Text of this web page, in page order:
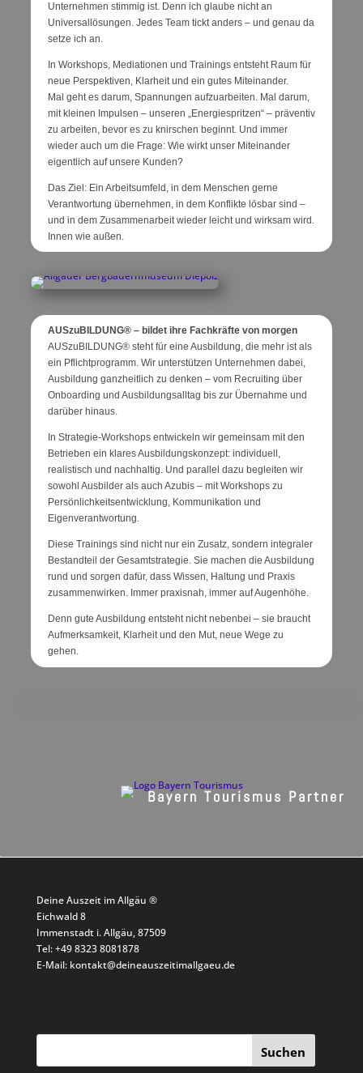
Unternehmen stimmig ist. Denn ich glaube nicht an
Universallösungen. Jedes Team tickt anders – und genau da
setze ich an.
In Workshops, Mediationen und Trainings entsteht Raum für
neue Perspektiven, Klarheit und ein gutes Miteinander.
Mal geht es darum, Spannungen aufzuarbeiten. Mal darum,
mit kleinen Impulsen – unseren „Energiespritzen“ – präventiv
zu arbeiten, bevor es zu knirschen beginnt. Und immer
wieder auch um die Frage: Wie wirkt unser Miteinander
eigentlich auf unsere Kunden?
Das Ziel: Ein Arbeitsumfeld, in dem Menschen gerne
Verantwortung übernehmen, in dem Konflikte lösbar sind –
und in dem Zusammenarbeit wieder leicht und wirksam wird.
Innen wie außen.
AUSzuBILDUNG® – bildet ihre Fachkräfte von morgen
AUSzuBILDUNG® steht für eine Ausbildung, die mehr ist als
ein Pflichtprogramm. Wir unterstützen Unternehmen dabei,
Ausbildung ganzheitlich zu denken – vom Recruiting über
Onboarding und Ausbildungsalltag bis zur Übernahme und
darüber hinaus.
In Strategie-Workshops entwickeln wir gemeinsam mit den
Betrieben ein klares Ausbildungskonzept: individuell,
realistisch und nachhaltig. Und parallel dazu begleiten wir
sowohl Ausbilder als auch Azubis – mit Workshops zu
Persönlichkeitsentwicklung, Kommunikation und
Eigenverantwortung.
Diese Trainings sind nicht nur ein Zusatz, sondern integraler
Bestandteil der Gesamtstrategie. Sie machen die Ausbildung
rund und sorgen dafür, dass Wissen, Haltung und Praxis
zusammenwirken. Immer praxisnah, immer auf Augenhöhe.
Denn gute Ausbildung entsteht nicht nebenbei – sie braucht
Aufmerksamkeit, Klarheit und den Mut, neue Wege zu
gehen.
Bayern Tourismus Partner
Deine Auszeit im Allgäu ®
Eichwald 8
Immenstadt i. Allgäu, 87509
Tel: +49 8323 8081878
E-Mail: kontakt@deineauszeitimallgaeu.de
Suchen